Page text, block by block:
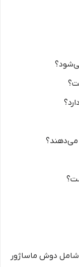
بهترین مدل‌های دوش حمام در سال ۲۰۲۶ شامل دوش ماساژور